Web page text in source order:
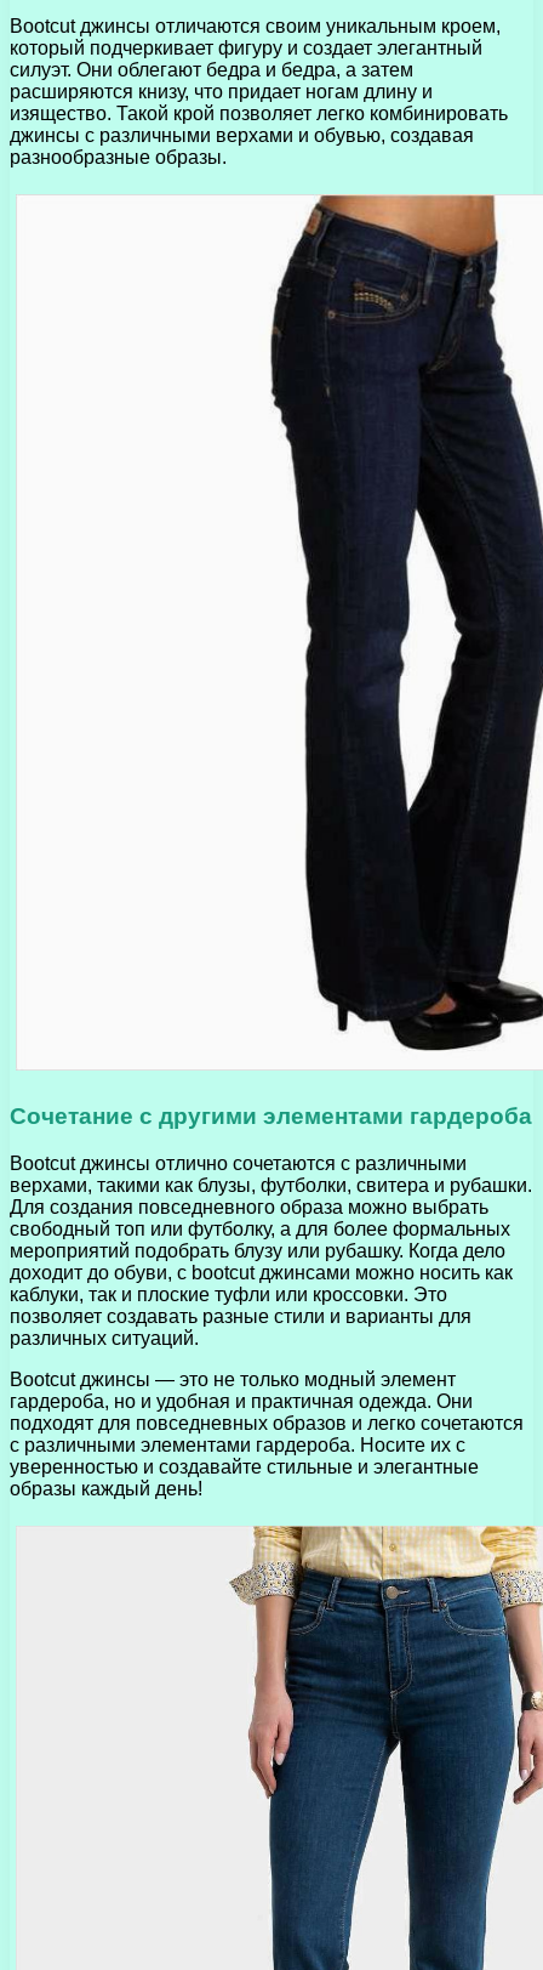
Bootcut джинсы отличаются своим уникальным кроем,
который подчеркивает фигуру и создает элегантный
силуэт. Они облегают бедра и бедра, а затем
расширяются книзу, что придает ногам длину и
изящество. Такой крой позволяет легко комбинировать
джинсы с различными верхами и обувью, создавая
разнообразные образы.
Сочетание с другими элементами гардероба
Bootcut джинсы отлично сочетаются с различными
верхами, такими как блузы, футболки, свитера и рубашки.
Для создания повседневного образа можно выбрать
свободный топ или футболку, а для более формальных
мероприятий подобрать блузу или рубашку. Когда дело
доходит до обуви, с bootcut джинсами можно носить как
каблуки, так и плоские туфли или кроссовки. Это
позволяет создавать разные стили и варианты для
различных ситуаций.
Bootcut джинсы — это не только модный элемент
гардероба, но и удобная и практичная одежда. Они
подходят для повседневных образов и легко сочетаются
с различными элементами гардероба. Носите их с
уверенностью и создавайте стильные и элегантные
образы каждый день!